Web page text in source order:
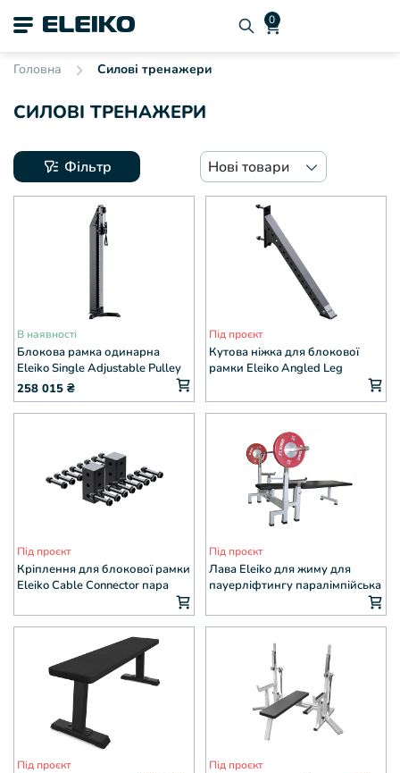
Головна Силові тренажери
СИЛОВІ ТРЕНАЖЕРИ
Фільтр Нові товари
В наявності
Блокова рамка одинарна
Eleiko Single Adjustable Pulley
Multi Station
258 015 ₴
Під проєкт
Кутова ніжка для блокової
рамки Eleiko Angled Leg
Під проєкт
Кріплення для блокової рамки
Eleiko Cable Connector пара
Під проєкт
Лава Eleiko для жиму для
пауерліфтингу паралімпійська
Під проєкт Під проєкт